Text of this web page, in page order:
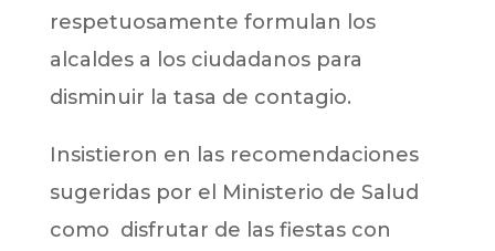
respetuosamente formulan los
alcaldes a los ciudadanos para
disminuir la tasa de contagio.
Insistieron en las recomendaciones
sugeridas por el Ministerio de Salud
como disfrutar de las fiestas con